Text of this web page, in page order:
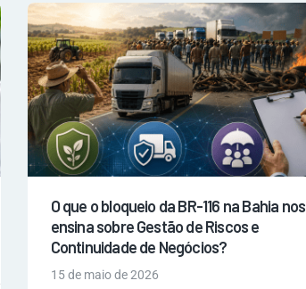
O que o bloqueio da BR-116 na Bahia nos
ensina sobre Gestão de Riscos e
Continuidade de Negócios?
15 de maio de 2026